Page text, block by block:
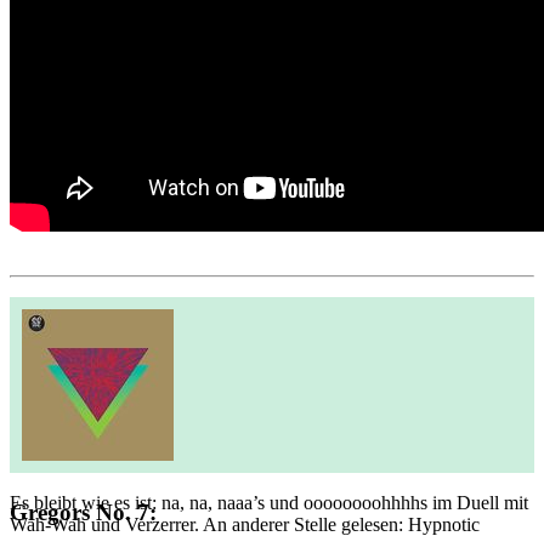
Gregors No. 7:
Es bleibt wie es ist: na, na, naaa’s und oooooooohhhhs im Duell mit
Wah-Wah und Verzerrer. An anderer Stelle gelesen: Hypnotic